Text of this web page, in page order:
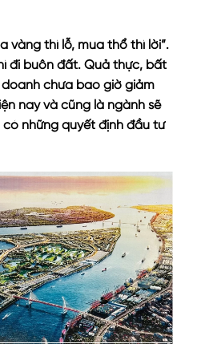
vàng thì lỗ, mua thổ thì lời”.
đi buôn đất. Quả thực, bất
chưa bao giờ giảm
nay và cũng là ngành sẽ
những quyết định đầu tư